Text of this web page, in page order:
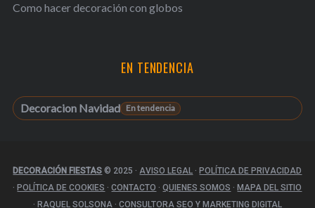
Como hacer decoración con globos
EN TENDENCIA
Decoracion Navidad
DECORACIÓN FIESTAS © 2025 · AVISO LEGAL · POLÍTICA DE PRIVACIDAD
· POLÍTICA DE COOKIES · CONTACTO · QUIENES SOMOS · MAPA DEL SITIO
· RAQUEL SOLSONA · CONSULTORA SEO Y MARKETING DIGITAL